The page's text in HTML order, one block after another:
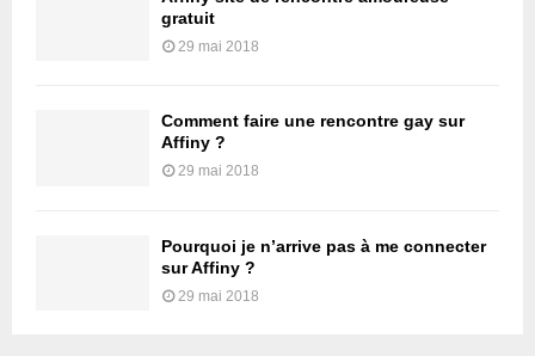
gratuit
29 mai 2018
Comment faire une rencontre gay sur
Affiny ?
29 mai 2018
Pourquoi je n’arrive pas à me connecter
sur Affiny ?
29 mai 2018